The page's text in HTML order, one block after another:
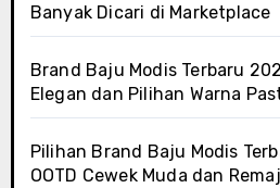
Banyak Dicari di Marketplace
Brand Baju Modis Terbaru
Elegan dan Pilihan Warna
Pilihan Brand Baju Modis
OOTD Cewek Muda dan